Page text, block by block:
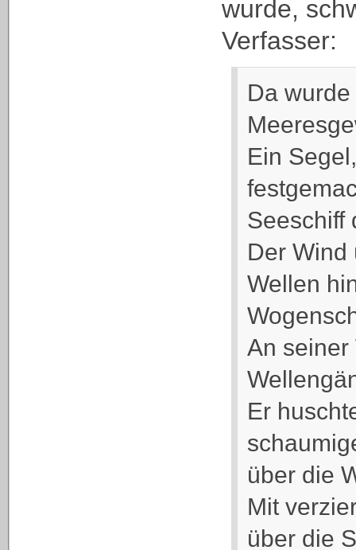
wurde,
Verfasser:
Da
Ein
Seeschiff
Der Wind
Wellen
An seiner
Er
über die
Mit
über die